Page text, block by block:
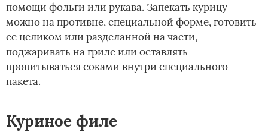
помощи фольги или рукава. Запекать курицу
можно на противне, специальной форме, готовить
ее целиком или разделанной на части,
поджаривать на гриле или оставлять
пропитываться соками внутри специального
пакета.
Куриное филе